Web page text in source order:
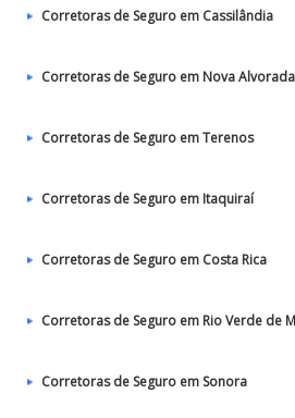
Corretoras de Seguro em Cassilândia
Corretoras de Seguro em Nova
Corretoras de Seguro em Terenos
Corretoras de Seguro em Itaquiraí
Corretoras de Seguro em Costa Rica
Corretoras de Seguro em Rio Verde de
Corretoras de Seguro em Sonora